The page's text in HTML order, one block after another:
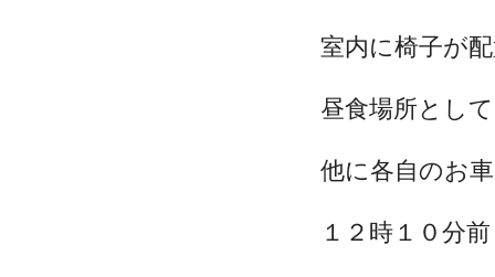
室内に椅子が
昼食場所とし
他に各自のお
１２時１０分